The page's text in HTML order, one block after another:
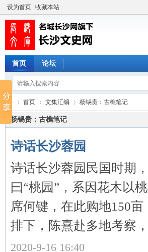
设为首页 收藏本站
首页 论坛
长 ›
首页
›
文集汇编
›
杨锡贵：古樵笔记
杨锡贵：古樵笔记
诗话长沙蓉园
诗话长沙蓉园民国时期
曰“桃园”，系因花木以
席何键，在此购地150
排下，陈熹赴多地考察
2020-9-16 16:40